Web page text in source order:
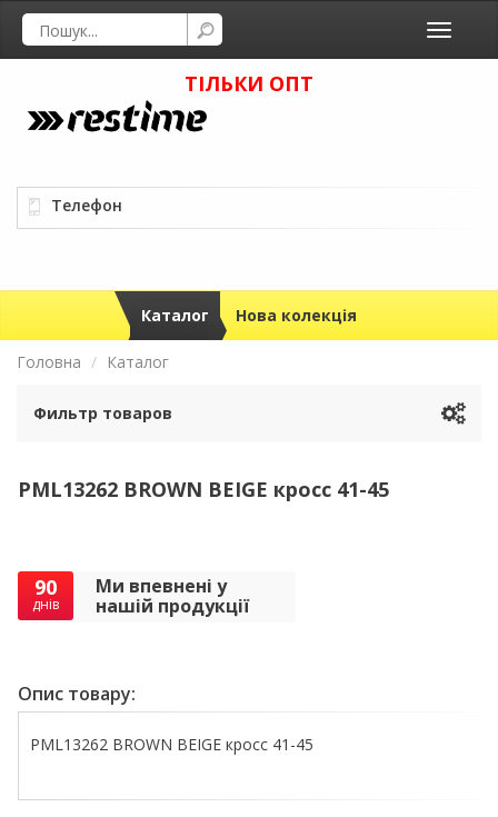
Toggle
ТІЛЬКИ ОПТ
Телефон
Каталог Нова колекція
Головна Каталог
Фильтр товаров
PML13262 BROWN BEIGE кросс 41-45
90
днів
Ми впевнені у
нашій продукції
Опис товару:
PML13262 BROWN BEIGE кросс 41-45